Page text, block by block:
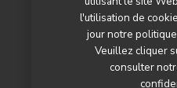
l'utilisation de
jour notre
Veuillez cliquer
consulter
Contactez-nous
Mentions légales
Politique de confidentialité